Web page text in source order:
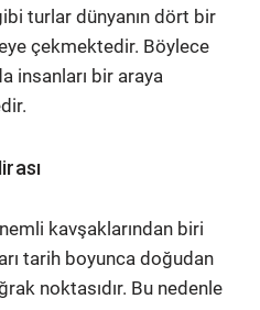
turlar dünyanın dört bir
çekmektedir. Böylece
insanları bir araya
kavşaklarından biri
tarih boyunca doğudan
noktasıdır. Bu nedenle